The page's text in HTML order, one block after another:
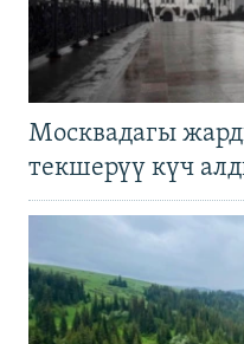
Москвадагы
текшерүү күч